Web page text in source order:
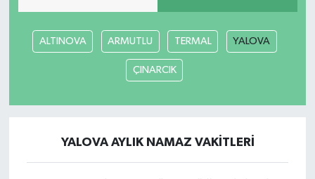
ALTINOVA ARMUTLU TERMAL YALOVA
ÇINARCIK
YALOVA AYLIK NAMAZ VAKITLERI